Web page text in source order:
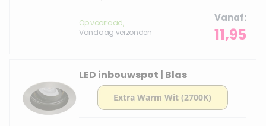
Op voorraad,
Vandaag verzonden
Vanaf
11,95
LED inbouwspot | Blas